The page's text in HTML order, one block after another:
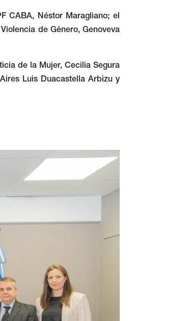
CABA, Néstor Maragliano; el
de Género, Genoveva
de la Mujer, Cecilia Segura
Luis Duacastella Arbizu y